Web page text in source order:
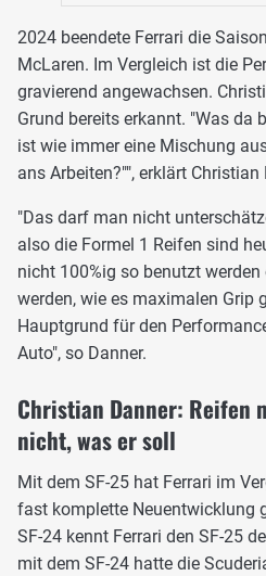
2024 beendete Ferrari die
McLaren. Im Vergleich ist die
gravierend angewachsen.
Grund bereits erkannt. "Was da
ist wie immer eine Mischung
ans Arbeiten?"", erklärt Christian
"Das darf man nicht
also die Formel 1 Reifen sind
nicht 100%ig so benutzt
werden, wie es maximalen Grip
Hauptgrund für den
Auto", so Danner.
Christian Danner: Reifen
nicht, was er soll
Mit dem SF-25 hat Ferrari im
fast komplette Neuentwicklung
SF-24 kennt Ferrari den SF-25
mit dem SF-24 hatte die